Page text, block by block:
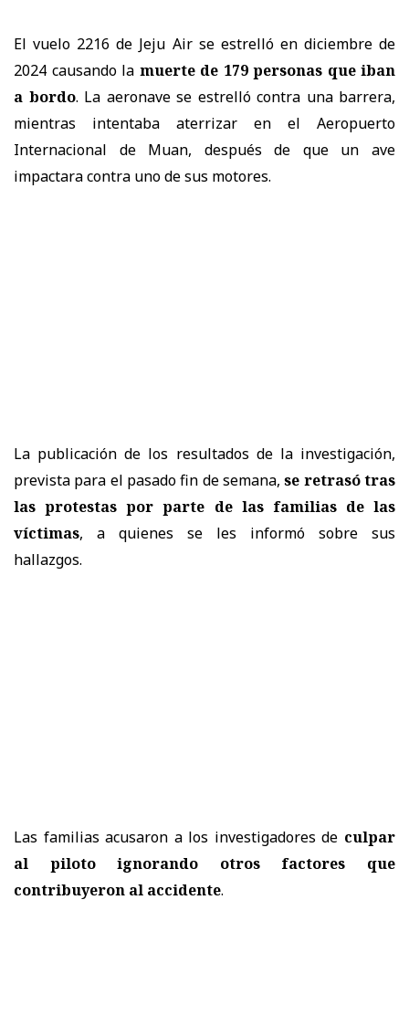
El vuelo 2216 de Jeju Air se estrelló en diciembre de
2024 causando la muerte de 179 personas que iban
a bordo. La aeronave se estrelló contra una barrera,
mientras intentaba aterrizar en el Aeropuerto
Internacional de Muan, después de que un ave
impactara contra uno de sus motores.
La publicación de los resultados de la investigación,
prevista para el pasado fin de semana,se retrasó tras
las protestas por parte de las familias de las
víctimas, a quienes se les informó sobre sus
hallazgos.
Las familias acusaron a los investigadores de culpar
al piloto ignorando otros factores que
contribuyeron al accidente.